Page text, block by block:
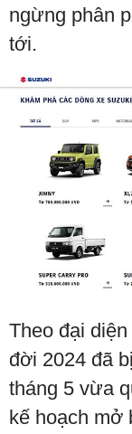
ngừng phân
tới.
Theo đại
đời 2024 đã
tháng 5 vừa
kế hoạch mở